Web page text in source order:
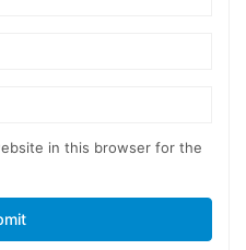
in this browser for the